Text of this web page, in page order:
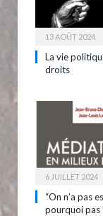
13 AOÛT 2024
La vie
droits
6 JUILLET 2024
“On n’a pas
pourquoi pas